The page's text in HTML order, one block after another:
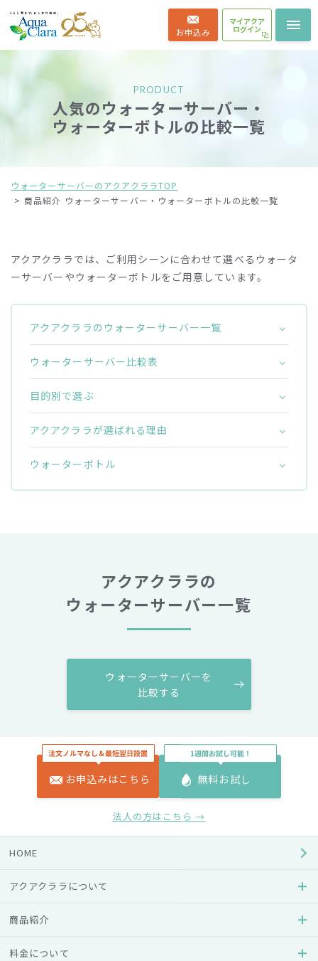
お申込み
マイアクア
ログイン
PRODUCT
人気のウォーターサーバー・
ウォーターボトルの比較一覧
ウォーターサーバーのアクアクララTOP
商品紹介 ウォーターサーバー・ウォーターボトルの比較一覧
アクアクララでは、ご利用シーンに合わせて選べる ウォータ
ーサーバーやウォーターボトルをご用意しています。
アクアクララのウォーターサーバー一覧
ウォーターサーバー比較表
目的別で選ぶ
アクアクララが選ばれる理由
ウォーターボトル
アクアクララの
ウォーターサーバー一覧
ウォーターサーバーを
比較する
アクアエイト
誰にでもやさしい操作性に加
えて、シンプルさの中にもポ
イントにこだわってデザイン
でスリムなデザインの「アク
お申込みはこちら 無料お試し
法人の方はこちら →
HOME
アクアクララについて
商品紹介
料金について